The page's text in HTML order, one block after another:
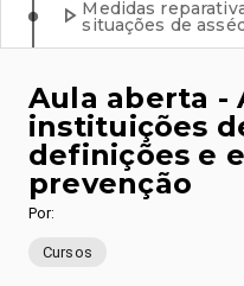
Medidas
situações de
Aula aberta -
instituições
definições e
prevenção
Por:
Cursos